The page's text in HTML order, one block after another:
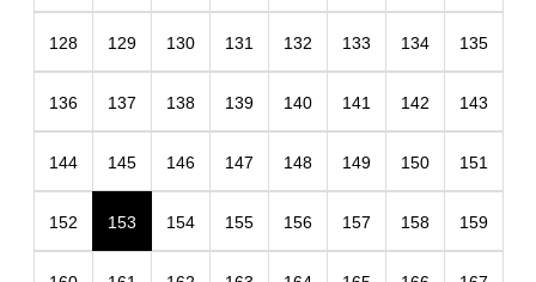
128 129 130 131 132 133 134 135
136 137 138 139 140 141 142 143
144 145 146 147 148 149 150 151
152 153 154 155 156 157 158 159